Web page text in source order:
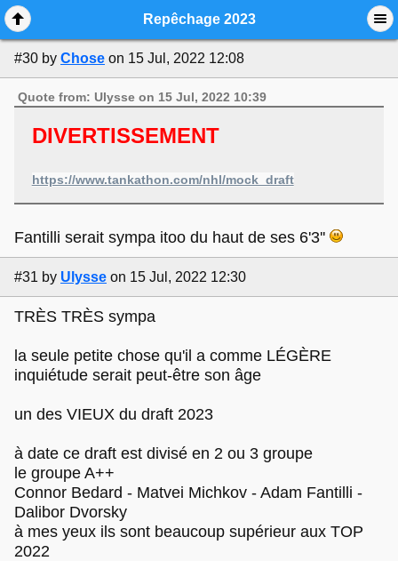
Repêchage 2023
#30 by Chose on 15 Jul, 2022 12:08
Quote from: Ulysse on 15 Jul, 2022 10:39
DIVERTISSEMENT
https://www.tankathon.com/nhl/mock_draft
Fantilli serait sympa itoo du haut de ses 6'3''
#31 by Ulysse on 15 Jul, 2022 12:30
TRÈS TRÈS sympa
la seule petite chose qu'il a comme LÉGÈRE
inquiétude serait peut-être son âge
un des VIEUX du draft 2023
à date ce draft est divisé en 2 ou 3 groupe
le groupe A++
Connor Bedard - Matvei Michkov - Adam Fantilli -
Dalibor Dvorsky
à mes yeux ils sont beaucoup supérieur aux TOP
2022